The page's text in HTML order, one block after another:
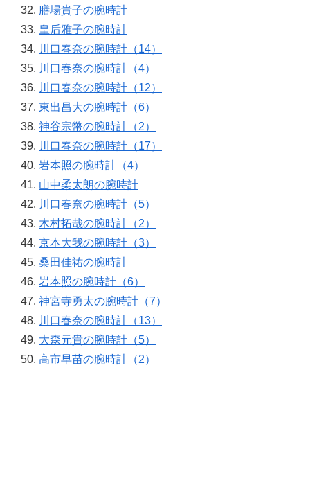
膳場貴子の腕時計
皇后雅子の腕時計
川口春奈の腕時計（14）
川口春奈の腕時計（4）
川口春奈の腕時計（12）
東出昌大の腕時計（6）
神谷宗幣の腕時計（2）
川口春奈の腕時計（17）
岩本照の腕時計（4）
山中柔太朗の腕時計
川口春奈の腕時計（5）
木村拓哉の腕時計（2）
京本大我の腕時計（3）
桑田佳祐の腕時計
岩本照の腕時計（6）
神宮寺勇太の腕時計（7）
川口春奈の腕時計（13）
大森元貴の腕時計（5）
高市早苗の腕時計（2）